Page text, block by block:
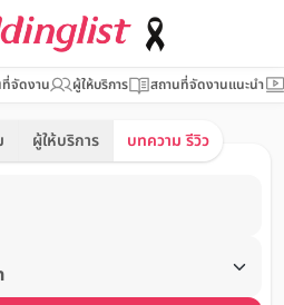
จัดงาน ผู้ให้บริการ สถานที่จัดงานแนะนำ
ผู้ให้บริการ บทความ รีวิว